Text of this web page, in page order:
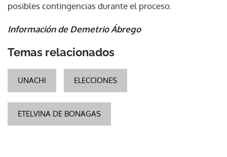
posibles contingencias durante el proceso.
Información de Demetrio Ábrego
Temas relacionados
UNACHI ELECCIONES
ETELVINA DE BONAGAS